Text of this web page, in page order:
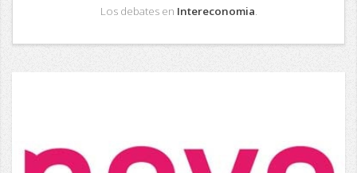
Los debates en Intereconomia